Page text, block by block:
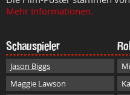
Mehr Informationen.
Schauspieler
Jason Biggs
Maggie Lawson